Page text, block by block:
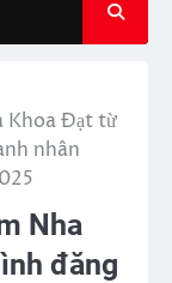
Khoa Đạt từ
nhân
Nha
đăng